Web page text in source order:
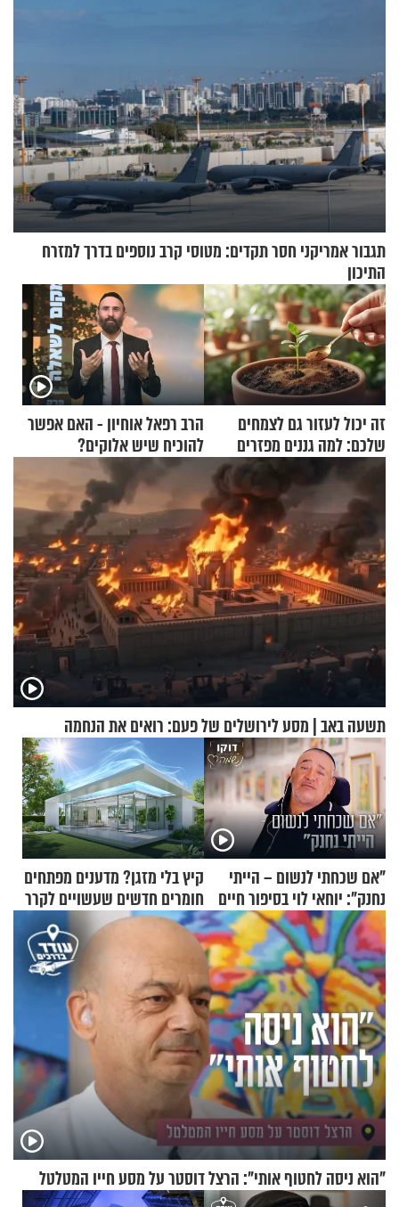
תגבור אמריקני חסר תקדים: מטוסי קרב נוספים בדרך למזרח
התיכון
זה יכול לעזור גם לצמחים
שלכם: למה גננים מפזרים
קינמון בעציצים?
הרב רפאל אוחיון - האם אפשר
להוכיח שיש אלוקים?
תשעה באב | מסע לירושלים של פעם: רואים את הנחמה
"אם שכחתי לנשום – הייתי
נחנק": יוחאי לוי בסיפור חיים
מעורר השראה
קיץ בלי מזגן? מדענים מפתחים
חומרים חדשים שעשויים לקרר
בתים
"הוא ניסה לחטוף אותי": הרצל דוסטר על מסע חייו המטלטל